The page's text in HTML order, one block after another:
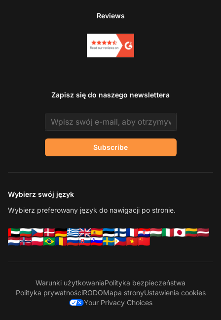
Reviews
Zapisz się do naszego newslettera
Email address
Subscribe
Wybierz swój język
Wybierz preferowany język do nawigacji po stronie.
Warunki użytkowaniaPolityka bezpieczeństwa
Polityka prywatnościRODOMapa stronyUstawienia cookies
Your Privacy Choices